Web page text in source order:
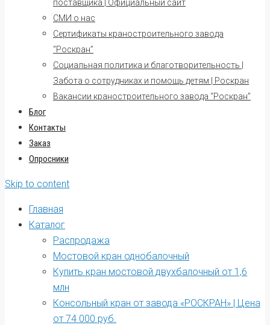
поставщика | Официальный сайт
СМИ о нас
Сертификаты краностроительного завода
“Роскран”
Социальная политика и благотворительность |
Забота о сотрудниках и помощь детям | Роскран
Вакансии краностроительного завода “Роскран”
Блог
Контакты
Заказ
Опросники
Skip to content
Главная
Каталог
Распродажа
Мостовой кран однобалочный
Купить кран мостовой двухбалочный от 1,6
млн
Консольный кран от завода «РОСКРАН» | Цена
от 74 000 руб.